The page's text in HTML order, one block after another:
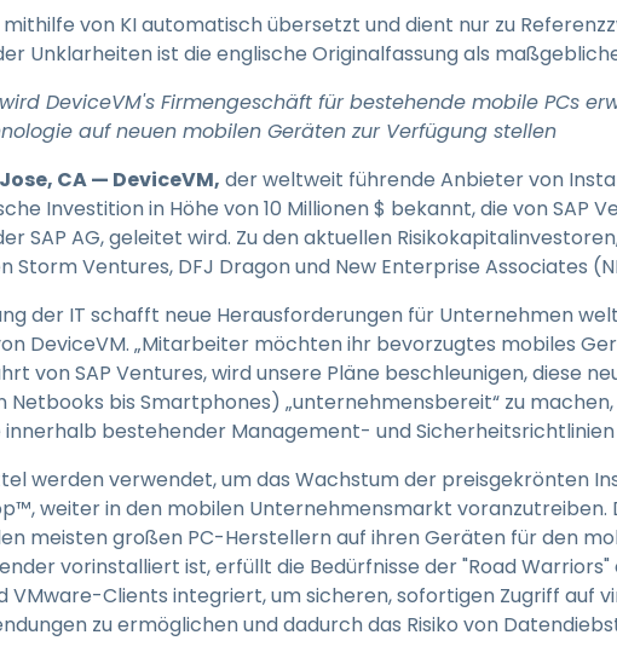
Fernzugriff über
RDP/SSH/VNC
Fernarbeit mit Wacom
Fernzugriff auf Computer
Endpunkt-Sicherheit
Alle Bedürfnisse
entdecken
Alle
von KI automatisch übersetzt und dient nur zu
Unklarheiten ist die englische Originalfassung als
DeviceVM's Firmengeschäft für bestehende mobile PCs
auf neuen mobilen Geräten zur Verfügung stellen
CA — DeviceVM, der weltweit führende Anbieter von
Investition in Höhe von 10 Millionen $ bekannt, die von SAP
SAP AG, geleitet wird. Zu den aktuellen
Storm Ventures, DFJ Dragon und New Enterprise Associates
der IT schafft neue Herausforderungen für Unternehmen
DeviceVM. „Mitarbeiter möchten ihr bevorzugtes mobiles
von SAP Ventures, wird unsere Pläne beschleunigen, diese
bis Smartphones) „unternehmensbereit“ zu
bestehender Management- und Sicherheitsrichtlinien
werden verwendet, um das Wachstum der preisgekrönten
weiter in den mobilen Unternehmensmarkt
meisten großen PC-Herstellern auf ihren Geräten für den
vorinstalliert ist, erfüllt die Bedürfnisse der "Road
VMware-Clients integriert, um sicheren, sofortigen Zugriff auf
zu ermöglichen und dadurch das Risiko von